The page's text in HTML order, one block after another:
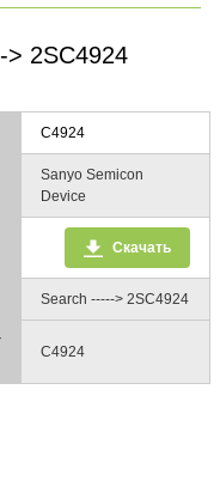
> 2SC4924
C4924
Sanyo Semicon
Device
Скачать
Search -----> 2SC4924
C4924